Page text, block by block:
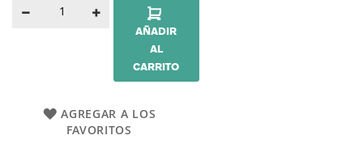
AÑADIR
AL
CARRITO
AGREGAR A LOS
FAVORITOS